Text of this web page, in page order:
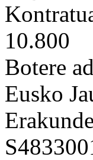
10.800
Botere
Eusko